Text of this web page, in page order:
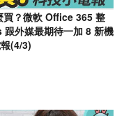
買？微軟 Office 365 整
外媒最期待一加 8 新機
(4/3)